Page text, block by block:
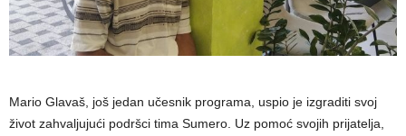
Mario Glavaš, još jedan učesnik programa, uspio je izgraditi svoj
život zahvaljujući podršci tima Sumero. Uz pomoć svojih prijatelja,